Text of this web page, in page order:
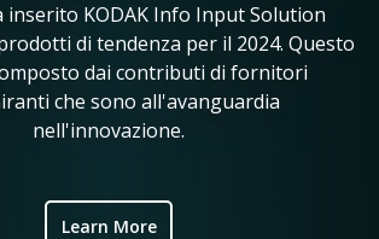
inserito KODAK Info Input Solution
di tendenza per il 2024. Questo
dai contributi di fornitori
che sono all'avanguardia
nell'innovazione.
Learn More